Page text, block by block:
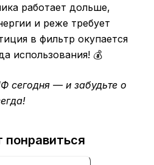
работает дольше,
и реже требует
в фильтр окупается
использования! 💰
сегодня — и забудьте о